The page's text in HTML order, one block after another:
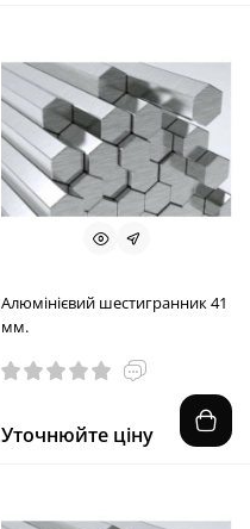
Алюмінієвий шестигранник 41
мм.
Уточнюйте ціну